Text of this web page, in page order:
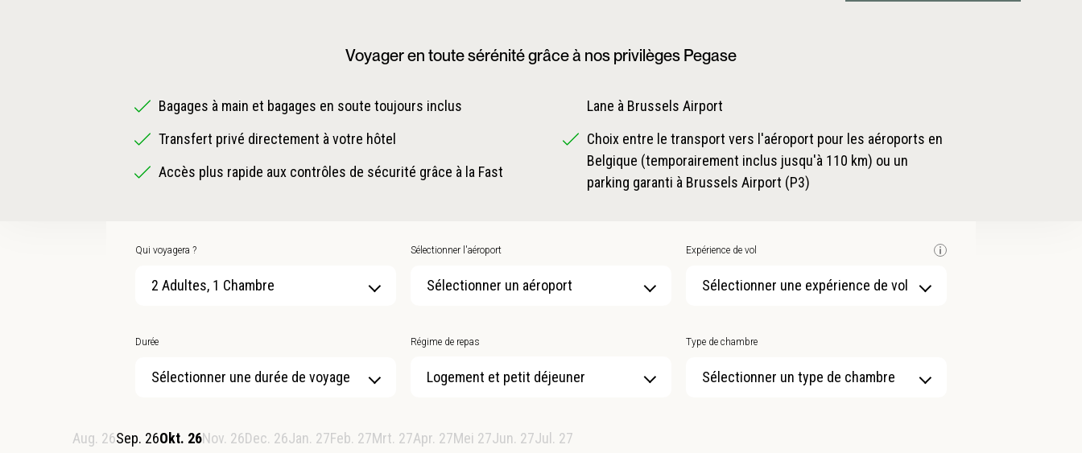
Voyager en toute sérénité grâce à nos privilèges Pegase
Bagages à main et bagages en soute toujours inclus
Transfert privé directement à votre hôtel
Accès plus rapide aux contrôles de sécurité grâce à la Fast
Lane à Brussels Airport
Choix entre le transport vers l'aéroport pour les aéroports en
Belgique (temporairement inclus jusqu'à 110 km) ou un
parking garanti à Brussels Airport (P3)
Qui voyagera ?
2 Adultes, 1 Chambre
Sélectionner l'aéroport
Sélectionner un aéroport
Expérience de vol
Sélectionner une expérience de vol
Durée
Sélectionner une durée de voyage
Régime de repas Type de chambre
Sélectionner un type de chambre
Aug. 26Sep. 26Okt. 26Nov. 26Dec. 26Jan. 27Feb. 27Mrt. 27Apr. 27Mei 27Jun. 27Jul. 27